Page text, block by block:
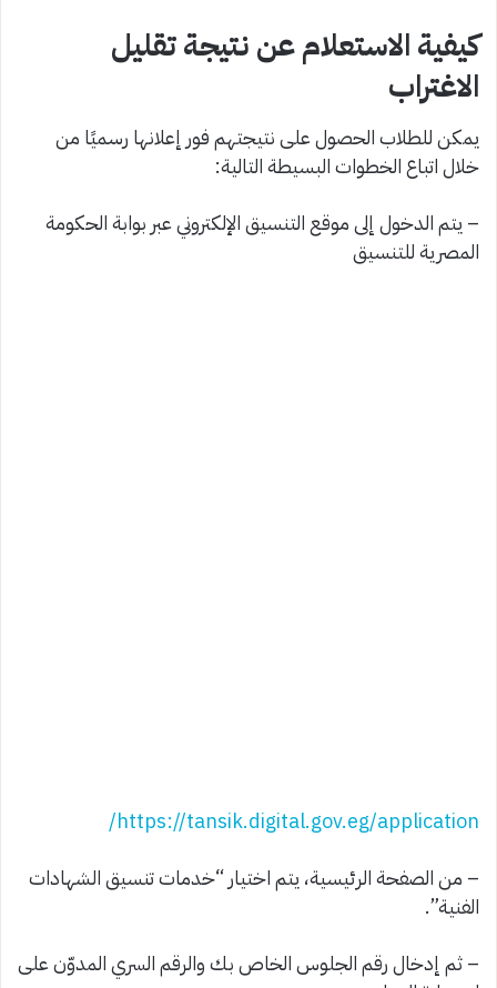
كيفية الاستعلام عن نتيجة تقليل
الاغتراب
يمكن للطلاب الحصول على نتيجتهم فور إعلانها رسميًا من
خلال اتباع الخطوات البسيطة التالية:
– يتم الدخول إلى موقع التنسيق الإلكتروني عبر بوابة الحكومة
المصرية للتنسيق
https://tansik.digital.gov.eg/application/
– من الصفحة الرئيسية، يتم اختيار “خدمات تنسيق الشهادات
الفنية”.
– ثم إدخال رقم الجلوس الخاص بك والرقم السري المدوّن على